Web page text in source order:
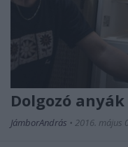
Dolgozó
JámborAndrás • 2016. május